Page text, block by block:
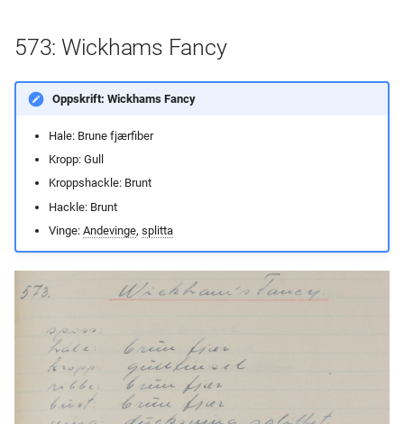
573: Wickhams Fancy
Oppskrift: Wickhams Fancy
Hale: Brune fjærfiber
Kropp: Gull
Kroppshackle: Brunt
Hackle: Brunt
Vinge: Andevinge, splitta